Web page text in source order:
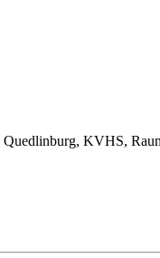
Quedlinburg, KVHS,